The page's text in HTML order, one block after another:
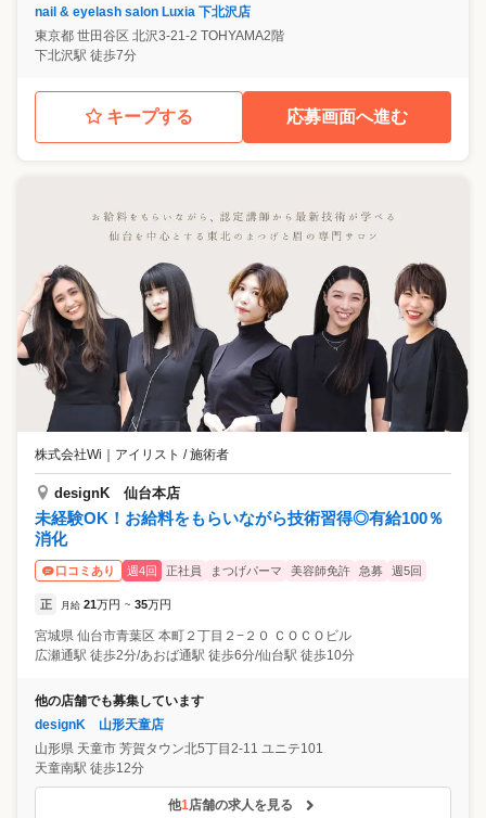
nail & eyelash salon Luxia 下北沢店
東京都 世田谷区 北沢3-21-2 TOHYAMA2階
下北沢駅 徒歩7分
キープする 応募画面へ進む
株式会社Wi アイリスト / 施術者
designK 仙台本店
未経験OK！お給料をもらいながら技術習得◎有給100％
消化
口コミあり 週4回 正社員 まつげパーマ 美容師免許 急募 週5回
正 月給 21万円 ~ 35万円
宮城県 仙台市青葉区 本町２丁目２−２０ ＣＯＣＯビル
広瀬通駅 徒歩2分/あおば通駅 徒歩6分/仙台駅 徒歩10分
他の店舗でも募集しています
designK 山形天童店
山形県 天童市 芳賀タウン北5丁目2-11 ユニテ101
天童南駅 徒歩12分
他1店舗の求人を見る